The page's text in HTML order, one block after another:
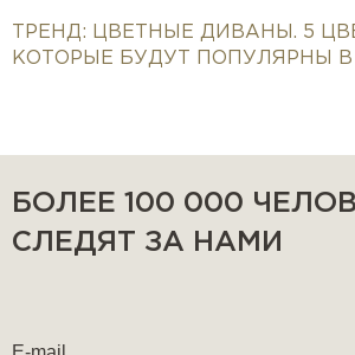
ТРЕНД: ЦВЕТНЫЕ ДИВАНЫ. 5
КОТОРЫЕ БУДУТ ПОПУЛЯРНЫ В
БОЛЕЕ 100 000
СЛЕДЯТ ЗА НАМИ